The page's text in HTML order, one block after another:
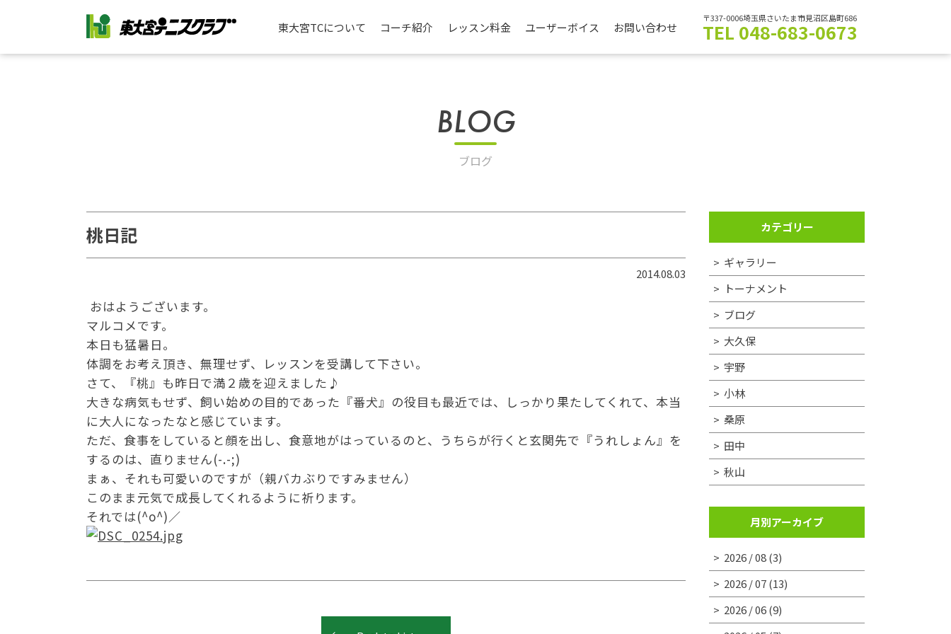
東大宮TCについて コーチ紹介 レッスン料金 ユーザーボイス お問い合わせ
〒337-0006埼玉県さいたま市見沼区島町686
TEL 048-683-0673
BLOG
ブログ
桃日記
2014.08.03
おはようございます。
マルコメです。
本日も猛暑日。
体調をお考え頂き、無理せず、レッスンを受講して下さい。
さて、『桃』も昨日で満２歳を迎えました♪
大きな病気もせず、飼い始めの目的であった『番犬』の役目も最近では、しっかり果たしてくれて、本当
に大人になったなと感じています。
ただ、食事をしていると顔を出し、食意地がはっているのと、うちらが行くと玄関先で『うれしょん』を
するのは、直りません(-.-;)
まぁ、それも可愛いのですが（親バカぶりですみません）
このまま元気で成長してくれるように祈ります。
それでは(^o^)／
カテゴリー
ギャラリー
トーナメント
ブログ
大久保
宇野
小林
桑原
田中
秋山
月別アーカイブ
2026 / 08(3)
2026 / 07(13)
2026 / 06(9)